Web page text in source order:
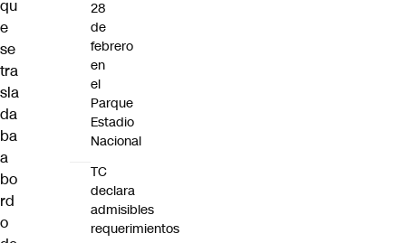
qu
e
se
tra
sla
da
ba
a
bo
rd
o
28
de
febrero
en
el
Parque
Estadio
Nacional
TC
declara
admisibles
requerimientos